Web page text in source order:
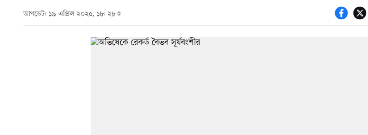
আপডেট: ১৯ এপ্রিল ২০২৫, ১৮: ২৮